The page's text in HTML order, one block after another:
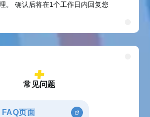
。 确认后将在1个工作日内回复您
常见问题
FAQ页面